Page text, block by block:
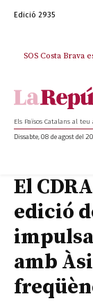
Edició 2935
SOS Costa Brava
Els Països Catalans al teu
Dissabte, 08 de agost del
El
edició
amb